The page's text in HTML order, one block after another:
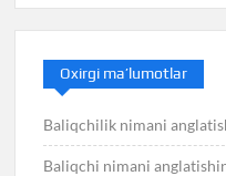
Oxirgi ma’lumotlar
Baliqchilik nimani
Baliqchi nimani